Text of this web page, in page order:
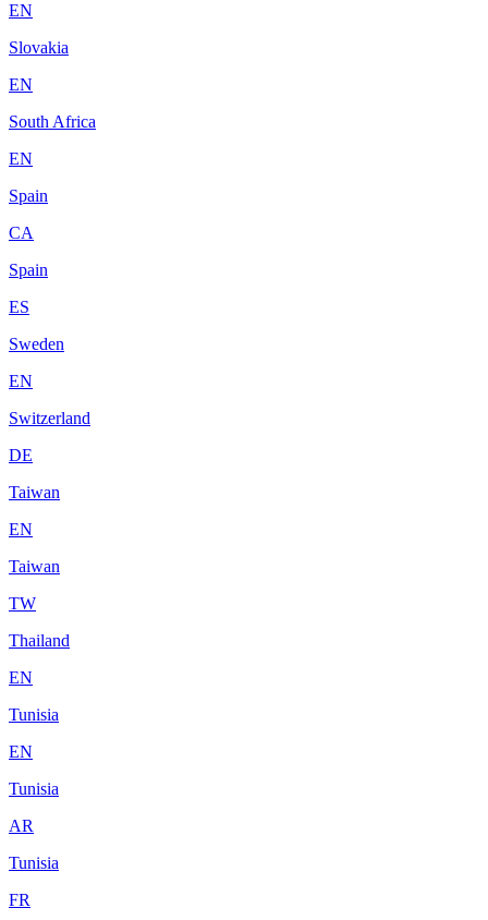
EN
Slovakia
EN
South Africa
EN
Spain
CA
Spain
ES
Sweden
EN
Switzerland
DE
Taiwan
EN
Taiwan
TW
Thailand
EN
Tunisia
EN
Tunisia
AR
Tunisia
FR